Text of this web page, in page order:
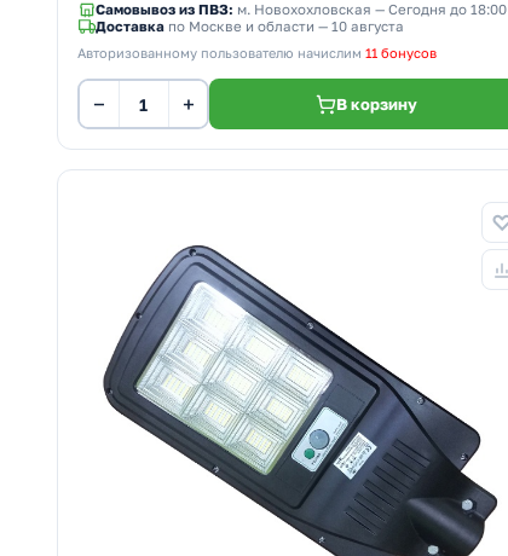
Самовывоз из ПВЗ: м. Новохохловская — Сегодня до 18:00
Доставка по Москве и области — 10 августа
Авторизованному пользователю начислим 11 бонусов
− + В корзину